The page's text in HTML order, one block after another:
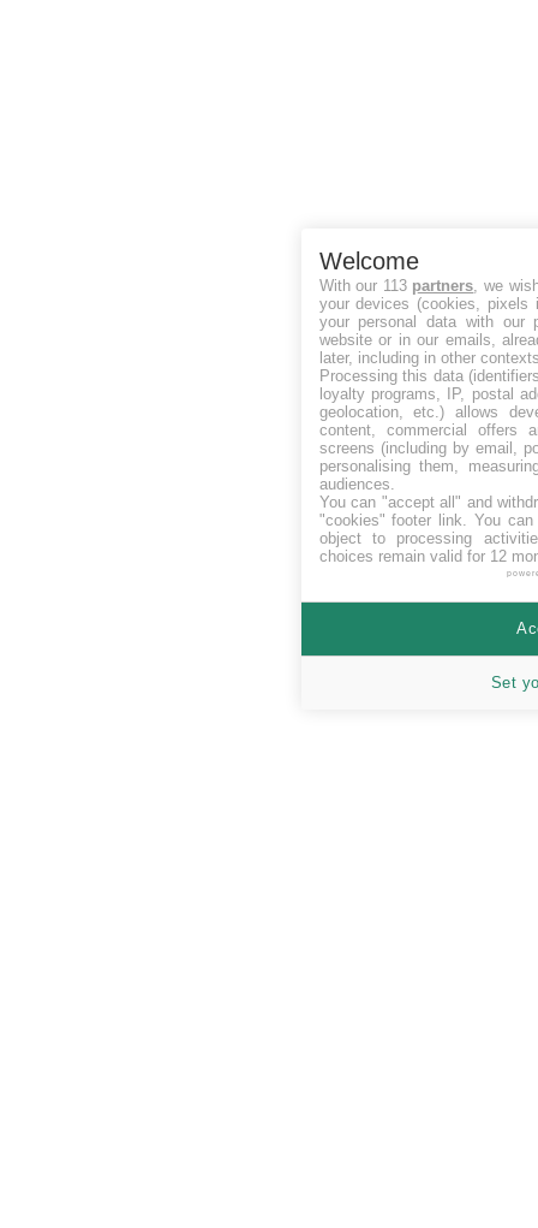
Welcome
With our 113 partners , we
your devices (cookies, pixels
your personal data with our
website or in our emails,
later, including in other
Processing this data
loyalty programs, IP, postal
geolocation, etc.) allows
content, commercial offers
screens (including by email,
personalising them,
audiences.
You can "accept all" and
"cookies" footer link . You
object to processing
choices remain valid for 12
Set